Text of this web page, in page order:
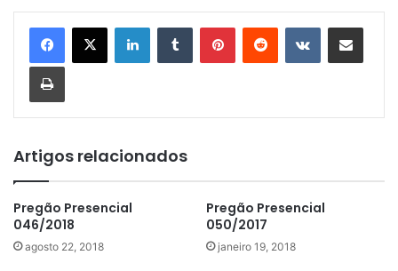
LinkedinTumblr PinterestReddit VK Compartilhar via e-mail
Imprimir
Artigos relacionados
Pregão Presencial
046/2018
agosto 22, 2018
Pregão Presencial
050/2017
janeiro 19, 2018